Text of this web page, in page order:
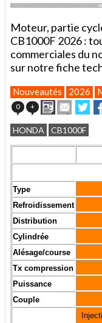
Moteur, partie
CB1000F 2026 :
commerciales du
sur notre fiche
Nouveautés 2026
0 + ImprimerEnvoyer
cet
article
à
un
sur
Twitter
HONDA CB1000F
Type
Refroidissement
Distribution
Cylindrée
Alésage/course
Tx compression
Puissance
Couple